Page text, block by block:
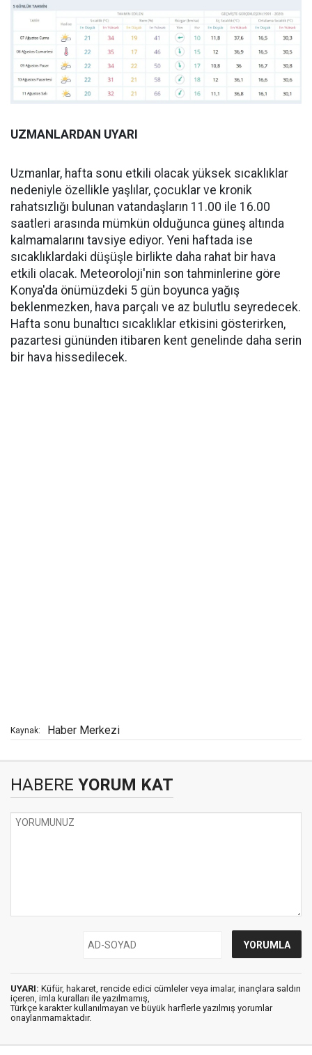
UZMANLARDAN UYARI
Uzmanlar, hafta sonu etkili olacak yüksek sıcaklıklar
nedeniyle özellikle yaşlılar, çocuklar ve kronik
rahatsızlığı bulunan vatandaşların 11.00 ile 16.00
saatleri arasında mümkün olduğunca güneş altında
kalmamalarını tavsiye ediyor. Yeni haftada ise
sıcaklıklardaki düşüşle birlikte daha rahat bir hava
etkili olacak. Meteoroloji'nin son tahminlerine göre
Konya'da önümüzdeki 5 gün boyunca yağış
beklenmezken, hava parçalı ve az bulutlu seyredecek.
Hafta sonu bunaltıcı sıcaklıklar etkisini gösterirken,
pazartesi gününden itibaren kent genelinde daha serin
bir hava hissedilecek.
Kaynak: Haber Merkezi
HABERE YORUM KAT
UYARI: Küfür, hakaret, rencide edici cümleler veya imalar, inançlara saldırı
içeren, imla kuralları ile yazılmamış,
Türkçe karakter kullanılmayan ve büyük harflerle yazılmış yorumlar
onaylanmamaktadır.